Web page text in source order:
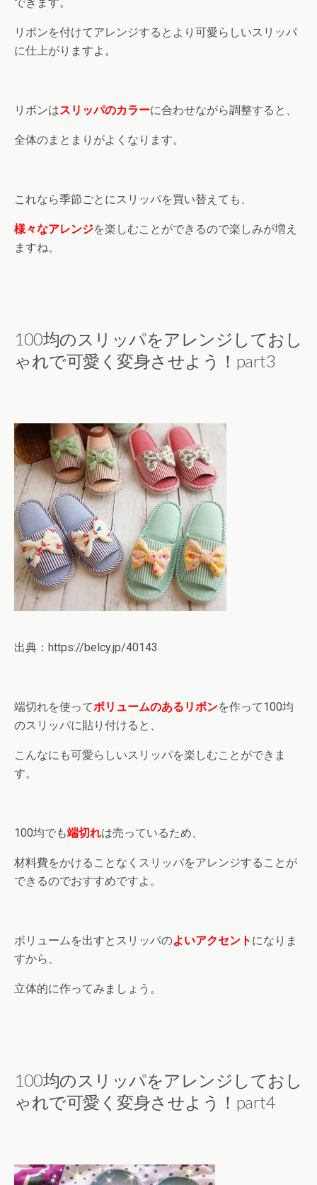
リボンを付けてアレンジするとより可愛らしいスリッパ
に仕上がりますよ。
リボンはスリッパのカラーに合わせながら調整すると、
全体のまとまりがよくなります。
これなら季節ごとにスリッパを買い替えても、
様々なアレンジを楽しむことができるので楽しみが増え
ますね。
100均のスリッパをアレンジしておし
ゃれで可愛く変身させよう！part3
出典：https://belcy.jp/40143
端切れを使ってボリュームのあるリボンを作って100均
のスリッパに貼り付けると、
こんなにも可愛らしいスリッパを楽しむことができま
す。
100均でも端切れは売っているため、
材料費をかけることなくスリッパをアレンジすることが
できるのでおすすめですよ。
ボリュームを出すとスリッパのよいアクセント になりま
すから、
立体的に作ってみましょう。
100均のスリッパをアレンジしておし
ゃれで可愛く変身させよう！part4